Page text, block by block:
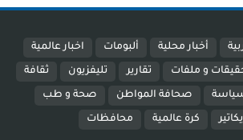
أخبار محلية ألبومات اخبار عالمية
و ملفات تقارير تليفزيون ثقافة
صحافة المواطن صحة و طب
كرة عالمية محافظات